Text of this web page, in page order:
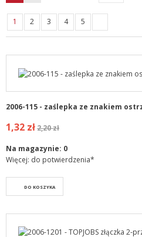
1 2 3 4 5
2006-115 - zaślepka ze znakiem
1,32 zł2,20 zł
Na magazynie: 0
Więcej: do potwierdzenia*
DO KOSZYKA